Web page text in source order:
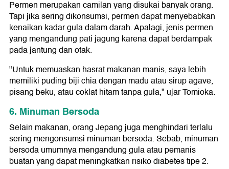
Permen merupakan camilan yang disukai banyak orang.
Tapi jika sering dikonsumsi, permen dapat menyebabkan
kenaikan kadar gula dalam darah. Apalagi, jenis permen
yang mengandung pati jagung karena dapat berdampak
pada jantung dan otak.
"Untuk memuaskan hasrat makanan manis, saya lebih
memiliki puding biji chia dengan madu atau sirup agave,
pisang beku, atau coklat hitam tanpa gula," ujar Tomioka.
6. Minuman Bersoda
Selain makanan, orang Jepang juga menghindari terlalu
sering mengonsumsi minuman bersoda. Sebab, minuman
bersoda umumnya mengandung gula atau pemanis
buatan yang dapat meningkatkan risiko diabetes tipe 2.